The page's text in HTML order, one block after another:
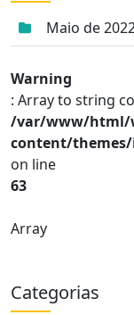
Maio de
Warning
: Array to string
/var/www/html/
content/themes/
on line
63
Array
Categorias